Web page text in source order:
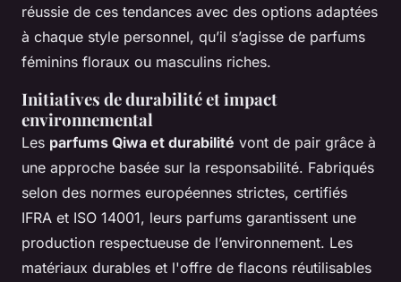
réussie de ces tendances avec des options adaptées
à chaque style personnel, qu’il s’agisse de parfums
féminins floraux ou masculins riches.
Initiatives de durabilité et impact
environnemental
Les parfums Qiwa et durabilité vont de pair grâce à
une approche basée sur la responsabilité. Fabriqués
selon des normes européennes strictes, certifiés
IFRA et ISO 14001, leurs parfums garantissent une
production respectueuse de l’environnement. Les
matériaux durables et l'offre de flacons réutilisables